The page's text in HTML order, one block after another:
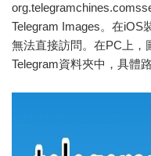
Telegram Images。在iOS
無法直接訪問。在PC上，
Telegram資料夾中，具體